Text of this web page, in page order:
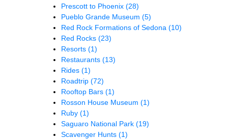
Prescott to Phoenix (28)
Pueblo Grande Museum (5)
Red Rock Formations of Sedona (10)
Red Rocks (23)
Resorts (1)
Restaurants (13)
Rides (1)
Roadtrip (72)
Rooftop Bars (1)
Rosson House Museum (1)
Ruby (1)
Saguaro National Park (19)
Scavenger Hunts (1)